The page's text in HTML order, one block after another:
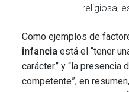
religiosa,
Como ejemplos de
infancia está el “tener
carácter” y “la presencia
competente”, en